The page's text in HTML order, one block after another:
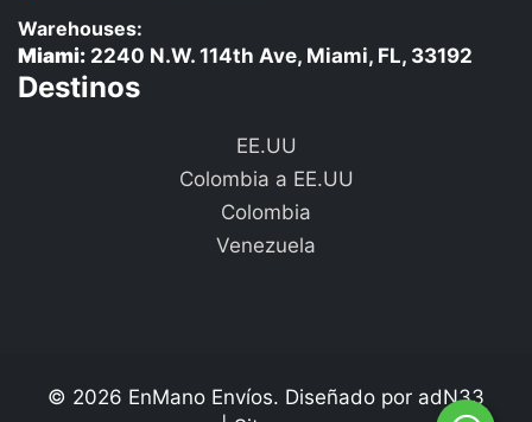
Warehouses:
Miami: 2240 N.W. 114th Ave, Miami, FL, 33192
Destinos
EE.UU
Colombia a EE.UU
Colombia
Venezuela
© 2026 EnMano Envíos. Diseñado por adN33